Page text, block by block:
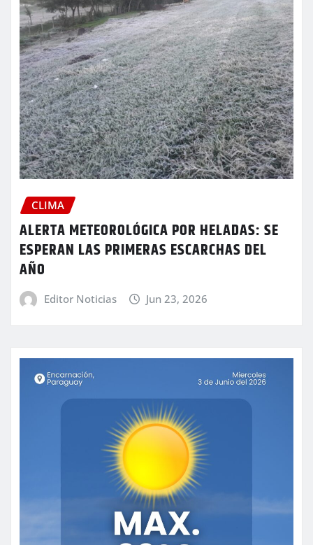
CLIMA
ALERTA METEOROLÓGICA POR HELADAS: SE
ESPERAN LAS PRIMERAS ESCARCHAS DEL
AÑO
Editor Noticias Jun 23, 2026